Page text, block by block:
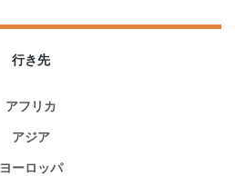
行き先
アフリカ
アジア
ヨーロッパ